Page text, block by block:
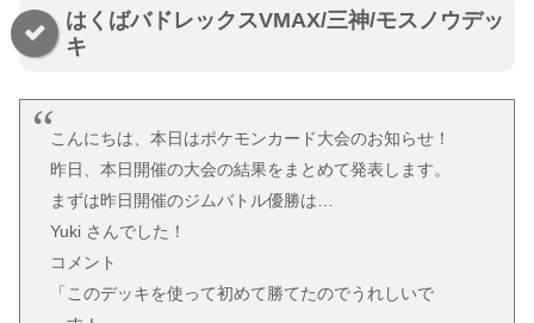
はくばバドレックスVMAX/三神/モスノウデッ
キ
こんにちは、本日はポケモンカード大会のお知らせ！
昨日、本日開催の大会の結果をまとめて発表します。
まずは昨日開催のジムバトル優勝は…
Yuki さんでした！
コメント
「このデッキを使って初めて勝てたのでうれしいで